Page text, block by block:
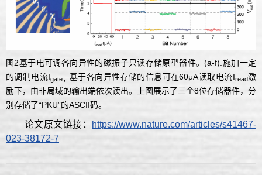
图2基于电可调各向异性的磁振子只读存储原型器件。(a-f).施加一定
的调制电流Igate， 基于各向异性存储的信息可在60μA读取电流Iread激
励下，由非局域的输出端依次读出。上图展示了三个8位存储器件，分
别存储了“PKU”的ASCII码。
论文原文链接：
https://www.nature.com/articles/s41467-
023-38172-7